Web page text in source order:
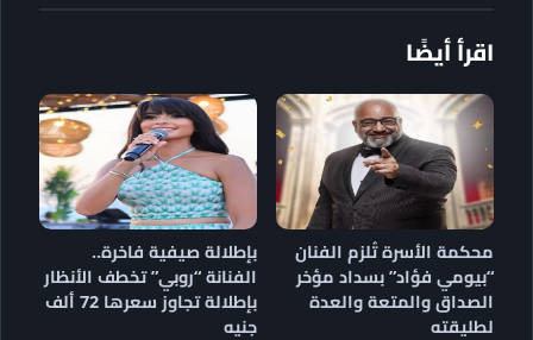
اقرأ أيضًا
محكمة الأسرة تُلزم الفنان
“بيومي فؤاد” بسداد مؤخر
الصداق والمتعة والعدة
لطليقته
بإطلالة صيفية فاخرة..
الفنانة “روبي” تخطف الأنظار
بإطلالة تجاوز سعرها 72 ألف
جنيه